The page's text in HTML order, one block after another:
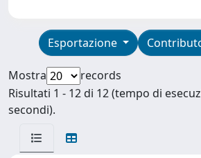
Esportazione
Mostra
records
Risultati 1 - 12 di 12 (tempo di
secondi).